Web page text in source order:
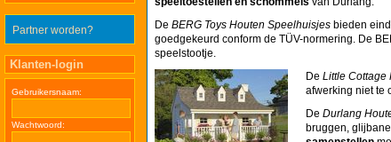
Partner worden?
Klanten-login
Gebruikersnaam:
Wachtwoord:
De BERG Toys Houten Speelhuisjes bieden
goedgekeurd conform de TÜV-normering. De
speelstootje.
De Little Cottage
afwerking niet te
De Durlang
bruggen,